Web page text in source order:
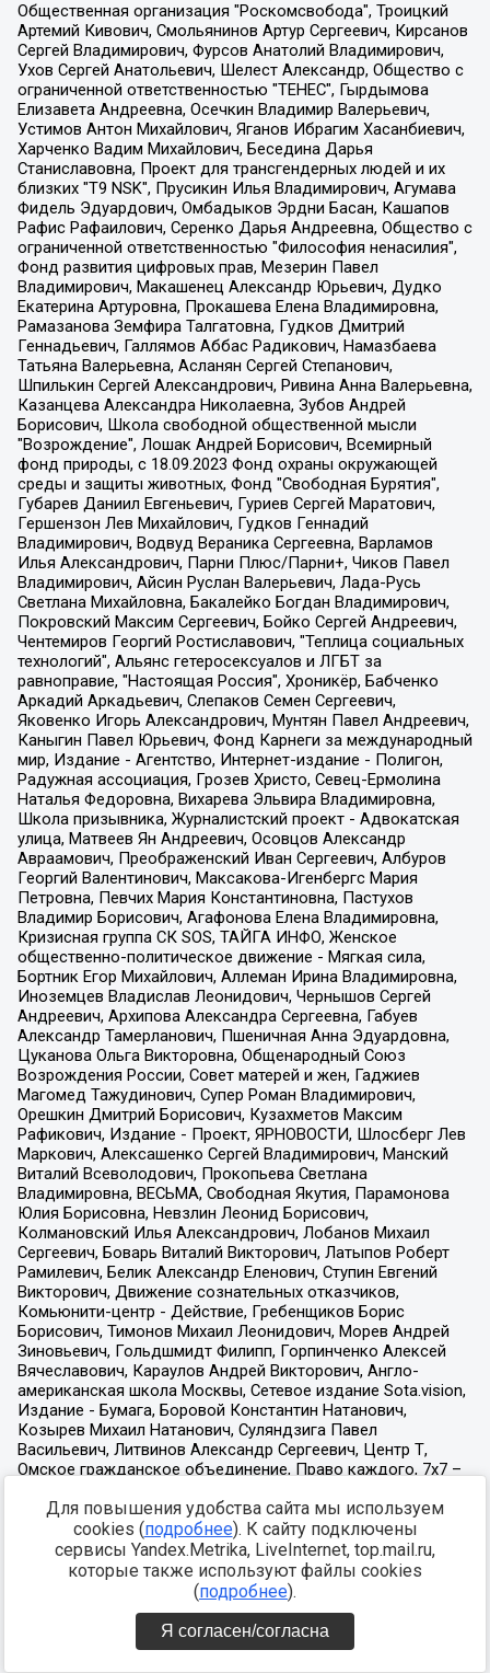
Для повышения удобства сайта мы используем
cookies (подробнее). К сайту подключены
сервисы Yandex.Metrika, LiveInternet, top.mail.ru,
которые также используют файлы cookies
(подробнее).
Я согласен/согласна